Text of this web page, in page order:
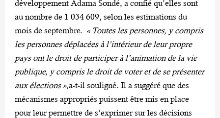
développement Adama Sondé, a confié qu’elles sont
au nombre de 1 034 609, selon les estimations du
mois de septembre. « Toutes les personnes, y compris
les personnes déplacées à l’intérieur de leur propre
pays ont le droit de participer à l’animation de la vie
publique, y compris le droit de voter et de se présenter
aux élections »,a-t-il souligné. Il a suggéré que des
mécanismes appropriés puissent être mis en place
pour leur permettre de s’exprimer sur les décisions